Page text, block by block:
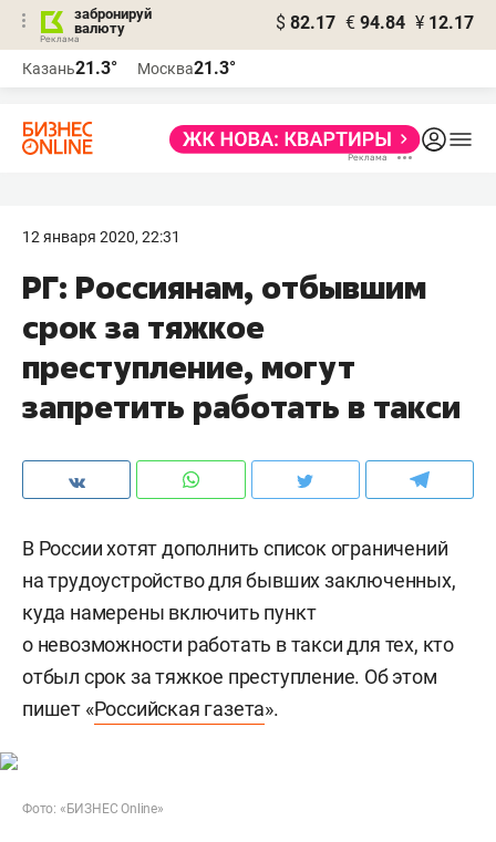
забронируй
валюту
$ 82.17 € 94.84 ¥ 12.17
Казань21.3° Москва21.3°
12 января 2020, 22:31
РГ: Россиянам, отбывшим
срок за тяжкое
преступление, могут
запретить работать в такси
В России хотят дополнить список ограничений
на трудоустройство для бывших заключенных,
куда намерены включить пункт
о невозможности работать в такси для тех, кто
отбыл срок за тяжкое преступление. Об этом
пишет «Российская газета».
Фото: «БИЗНЕС Online»